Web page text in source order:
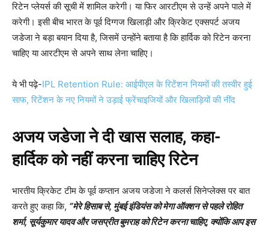
रिटेन प्लेयर्स की सूची में शामिल करेगी। या फिर आरटीएम से उन्हें अपने पाले में
करेगी। इसी बीच भारत के पूर्व दिग्गज खिलाड़ी और क्रिकेट एक्सपर्ट अजय
जडेजा ने बड़ा बयान दिया है, जिसमें उन्होंने बताया है कि हार्दिक को रिटेन करना
चाहिए या आरटीएम से अपने साथ लेना चाहिए।
ये भी पढ़े-IPL Retention Rule: आईपीएल के रिटेंशन नियमों की तस्वीर हुई
साफ, रिटेंशन के नए नियमों ने उड़ाई फ्रेंचाइजियों और खिलाड़ियों की नींद
अजय जडेजा ने दी खास सलाह, कहा-
हार्दिक को नहीं करना चाहिए रिटेन
भारतीय क्रिकेट टीम के पूर्व कप्तान अजय जडेजा ने कलर्स सिनेप्लेक्स पर बात
करते हुए कहा कि, “मेरे हिसाब से, मुंबई इंडियंस को मेगा ऑक्शन से पहले रोहित
शर्मा, सूर्यकुमार यादव और जसप्रीत बुमराह को रिटेन करना चाहिए, क्योंकि आप इस